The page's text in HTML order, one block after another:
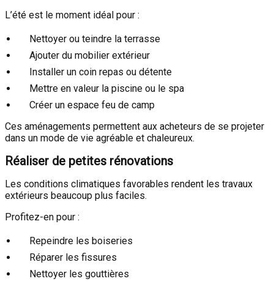
L’été est le moment idéal pour :
Nettoyer ou teindre la terrasse
Ajouter du mobilier extérieur
Installer un coin repas ou détente
Mettre en valeur la piscine ou le spa
Créer un espace feu de camp
Ces aménagements permettent aux acheteurs de se projeter
dans un mode de vie agréable et chaleureux.
Réaliser de petites rénovations
Les conditions climatiques favorables rendent les travaux
extérieurs beaucoup plus faciles.
Profitez-en pour :
Repeindre les boiseries
Réparer les fissures
Nettoyer les gouttières